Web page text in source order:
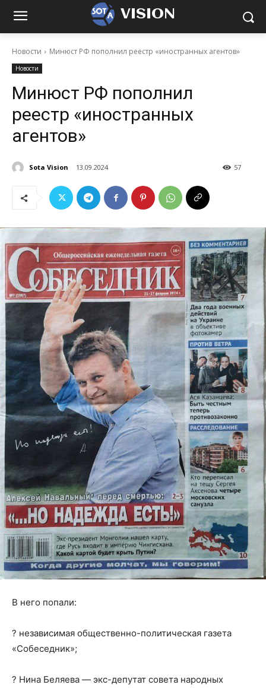
VISION
Новости Минюст РФ пополнил реестр «иностранных агентов»
Новости
Минюст РФ пополнил
реестр «иностранных
агентов»
Sota Vision 13.09.2024 57
В него попали:
? независимая общественно-политическая газета
«Собеседник»;
? Нина Беляева — экс-депутат совета народных